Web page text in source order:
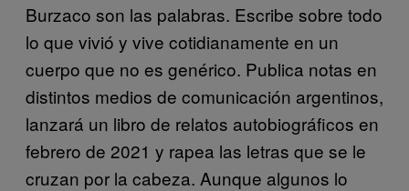
Burzaco son las palabras. Escribe sobre todo
lo que vivió y vive cotidianamente en un
cuerpo que no es genérico. Publica notas en
distintos medios de comunicación argentinos,
lanzará un libro de relatos autobiográficos en
febrero de 2021 y rapea las letras que se le
cruzan por la cabeza. Aunque algunos lo